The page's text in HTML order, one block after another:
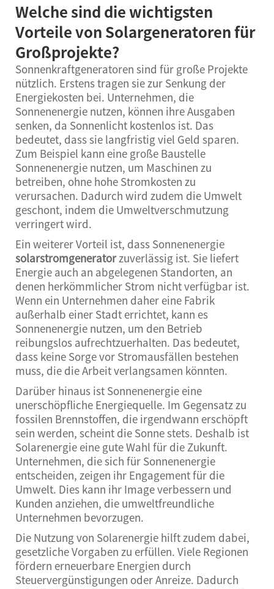
Welche sind die wichtigsten
Vorteile von Solargeneratoren für
Großprojekte?
Sonnenkraftgeneratoren sind für große Projekte
nützlich. Erstens tragen sie zur Senkung der
Energiekosten bei. Unternehmen, die
Sonnenenergie nutzen, können ihre Ausgaben
senken, da Sonnenlicht kostenlos ist. Das
bedeutet, dass sie langfristig viel Geld sparen.
Zum Beispiel kann eine große Baustelle
Sonnenenergie nutzen, um Maschinen zu
betreiben, ohne hohe Stromkosten zu
verursachen. Dadurch wird zudem die Umwelt
geschont, indem die Umweltverschmutzung
verringert wird.
Ein weiterer Vorteil ist, dass Sonnenenergie
solarstromgeneratorzuverlässig ist. Sie liefert
Energie auch an abgelegenen Standorten, an
denen herkömmlicher Strom nicht verfügbar ist.
Wenn ein Unternehmen daher eine Fabrik
außerhalb einer Stadt errichtet, kann es
Sonnenenergie nutzen, um den Betrieb
reibungslos aufrechtzuerhalten. Das bedeutet,
dass keine Sorge vor Stromausfällen bestehen
muss, die die Arbeit verlangsamen könnten.
Darüber hinaus ist Sonnenenergie eine
unerschöpfliche Energiequelle. Im Gegensatz zu
fossilen Brennstoffen, die irgendwann erschöpft
sein werden, scheint die Sonne stets. Deshalb ist
Solarenergie eine gute Wahl für die Zukunft.
Unternehmen, die sich für Sonnenenergie
entscheiden, zeigen ihr Engagement für die
Umwelt. Dies kann ihr Image verbessern und
Kunden anziehen, die umweltfreundliche
Unternehmen bevorzugen.
Die Nutzung von Solarenergie hilft zudem dabei,
gesetzliche Vorgaben zu erfüllen. Viele Regionen
fördern erneuerbare Energien durch
Steuervergünstigungen oder Anreize. Dadurch